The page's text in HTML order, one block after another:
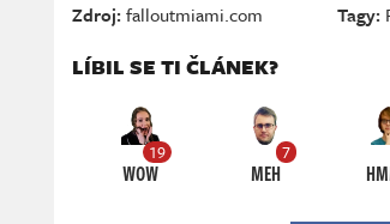
Zdroj:falloutmiami.com Tagy:
LÍBIL SE TI ČLÁNEK?
19
WOW
7
MEH